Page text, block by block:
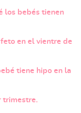
los bebés tienen
en el vientre de
tiene hipo en la
trimestre.